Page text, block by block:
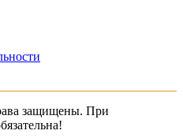
защищены. При